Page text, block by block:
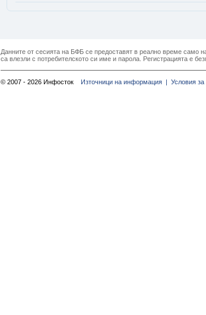
Данните от сесията на БФБ се предоставят в реално време само
са влезли с потребителското си име и парола. Регистрацията е
© 2007 - 2026 Инфосток Източници на информация | Условия